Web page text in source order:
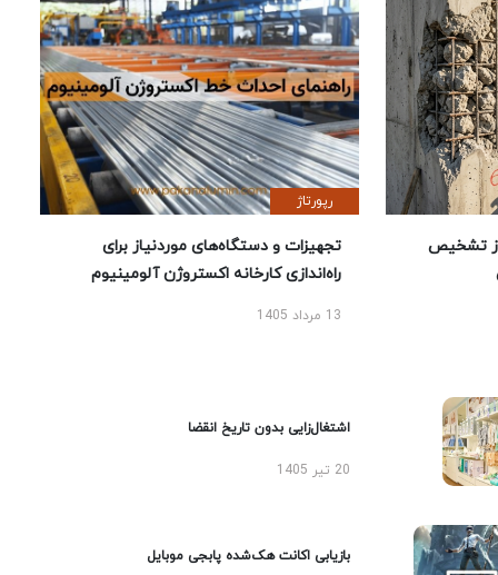
تشخیص
رپورتاژ
تجهیزات و دستگاه‌های موردنیاز برای
راه‌اندازی کارخانه اکستروژن آلومینیوم
13 مرداد 1405
اشتغال‌زایی بدون تاریخ انقضا
20 تیر 1405
بازیابی اکانت هک‌شده پابجی موبایل